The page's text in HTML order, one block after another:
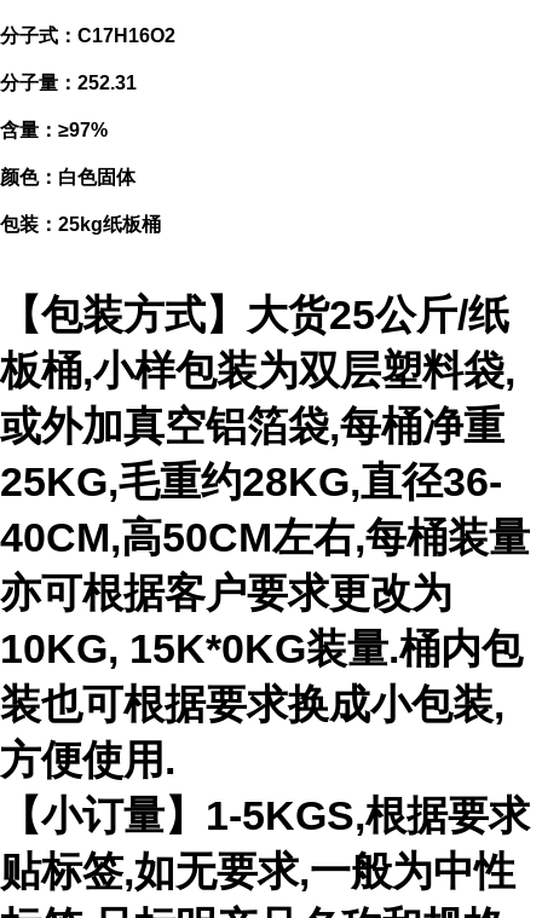
分子式：C17H16O2
分子量：252.31
含量：≥97%
颜色：白色固体
包装：25kg纸板桶
【包装方式】大货25公斤/纸
板桶,小样包装为双层塑料袋,
或外加真空铝箔袋,每桶净重
25KG,毛重约28KG,直径36-
40CM,高50CM左右,每桶装量
亦可根据客户要求更改为
10KG, 15K*0KG装量.桶内包
装也可根据要求换成小包装,
方便使用.
【小订量】1-5KGS,根据要求
贴标签,如无要求,一般为中性